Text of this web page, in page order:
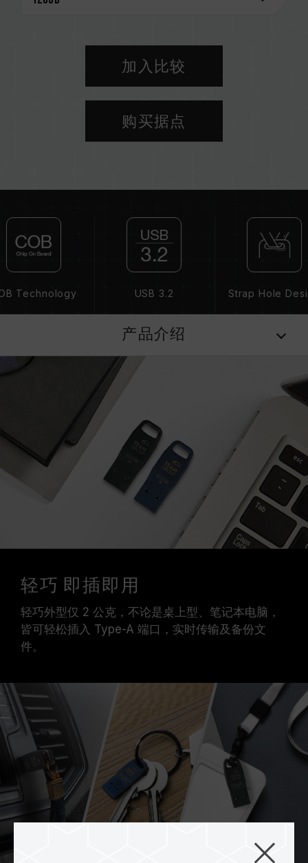
加入比较
购买据点
Technology USB 3.2 Strap Hole
产品介绍
轻巧 即插即用
轻巧外型仅 2 公克，不论是桌上型、笔记本电脑，
皆可轻松插入 Type-A 端口，实时传输及备份文
件。